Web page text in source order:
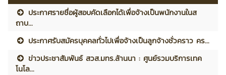
ประกาศรายชื่อผู้สอบคัดเลือกได้เพื่อจ้างเป็นพนักงานในส
ถาบ...
ประกาศรับสมัครบุคคลทั่วไปเพื่อจ้างเป็นลูกจ้างชั่วคราว คร...
ข่าวประชาสัมพันธ์ สวส.มทร.ล้านนา : ศูนย์รวมบริการเทค
โนโล...